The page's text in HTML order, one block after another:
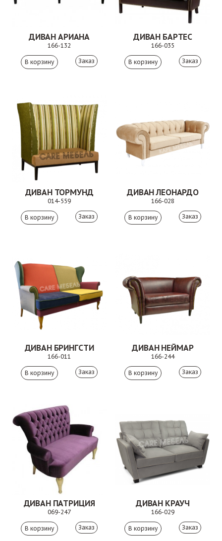
ДИВАН АРИАНА
166-132
Заказ
ДИВАН БАРТЕС
166-035
Заказ
ДИВАН ТОРМУНД
014-559
Заказ
ДИВАН ЛЕОНАРДО
166-028
Заказ
ДИВАН БРИНГСТИ
166-011
Заказ
ДИВАН НЕЙМАР
166-244
Заказ
ДИВАН ПАТРИЦИЯ
069-247
Заказ
ДИВАН КРАУЧ
166-029
Заказ